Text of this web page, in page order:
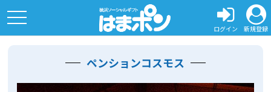
ログイン 新規登録
toggle
navigation
ペンションコスモス